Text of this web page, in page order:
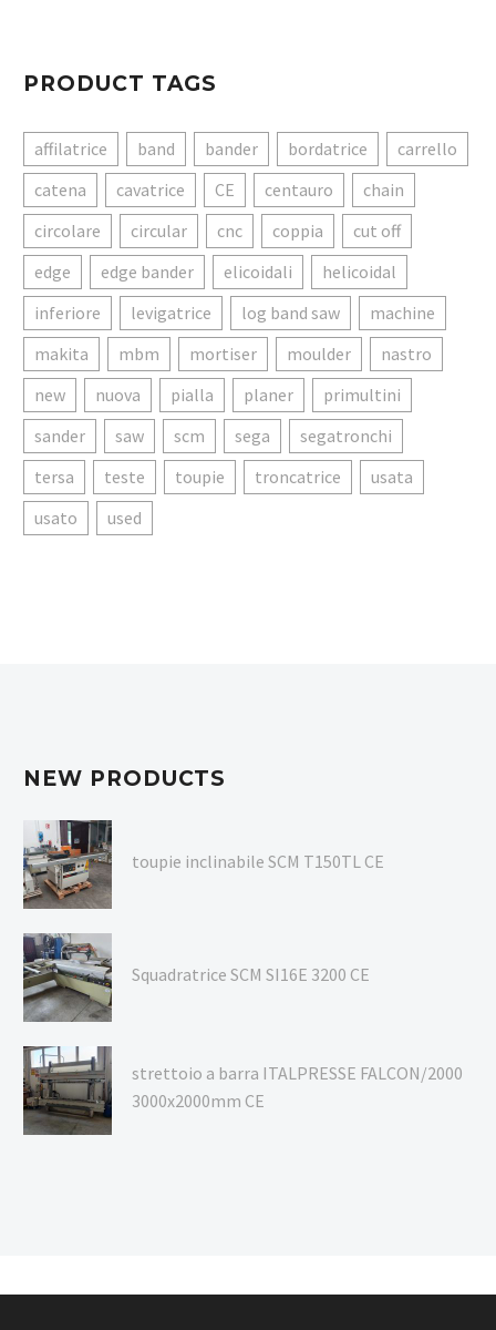
PRODUCT TAGS
affilatrice band bander bordatrice
carrello
catena
cavatrice CE centauro
chain
circolare
circular cnc coppia
cut off
edge
edge bander elicoidali
helicoidal
inferiore
levigatrice log band saw
machine
makita
mbm mortiser moulder
nastro
new
nuova pialla planer
primultini
sander
saw scm sega
segatronchi
tersa
teste toupie troncatrice
usata
usato
used
NEW PRODUCTS
toupie inclinabile SCM T150TL CE
Squadratrice SCM SI16E 3200 CE
strettoio a barra ITALPRESSE FALCON/2000
3000x2000mm CE